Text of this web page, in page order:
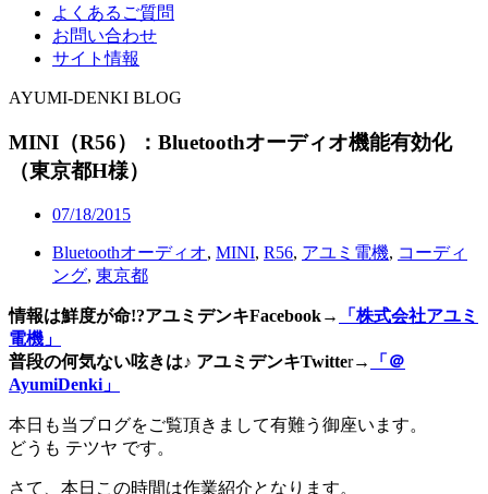
よくあるご質問
お問い合わせ
サイト情報
AYUMI-DENKI BLOG
MINI（R56）：Bluetoothオーディオ機能有効化
（東京都H様）
07/18/2015
Bluetoothオーディオ, MINI, R56, アユミ電機, コーディ
ング, 東京都
情報は鮮度が命!?アユミデンキFacebook→
「株式会社アユミ
電機」
普段の何気ない呟きは♪ アユミデンキTwitter→
「＠
AyumiDenki」
本日も当ブログをご覧頂きまして有難う御座います。
どうも テツヤ です。
さて、本日この時間は作業紹介となります。